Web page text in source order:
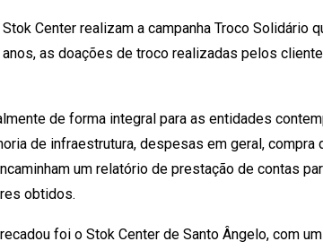
Center realizam a campanha Troco Solidário
as doações de troco realizadas pelos
de forma integral para as entidades
de infraestrutura, despesas em geral, compra
um relatório de prestação de contas
obtidos.
foi o Stok Center de Santo Ângelo, com